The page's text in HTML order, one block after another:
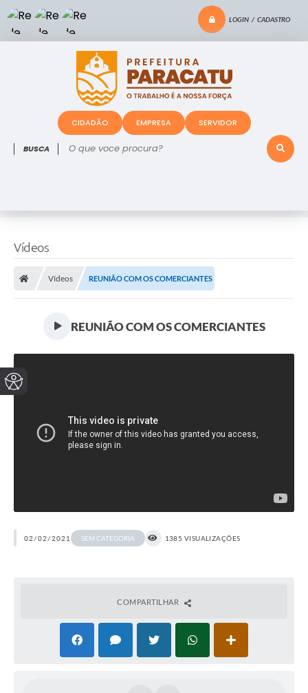
LOGIN / CADASTRO
O que voce procura?
CIDADÃO EMPRESA SERVIDOR
Vídeos
Vídeos REUNIÃO COM OS COMERCIANTES
REUNIÃO COM OS COMERCIANTES
02/02/2021 SEM CATEGORIA 1385 VISUALIZAÇÕES
COMPARTILHAR